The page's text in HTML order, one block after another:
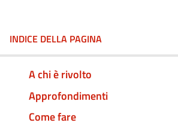
INDICE DELLA PAGINA
A chi è rivolto
Approfondimenti
Come fare